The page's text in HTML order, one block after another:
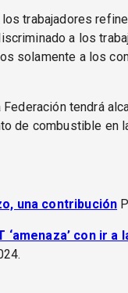
trabajadores
a los
solamente a los
tendrá
de combustible en
una contribución
‘amenaza’ con ir a